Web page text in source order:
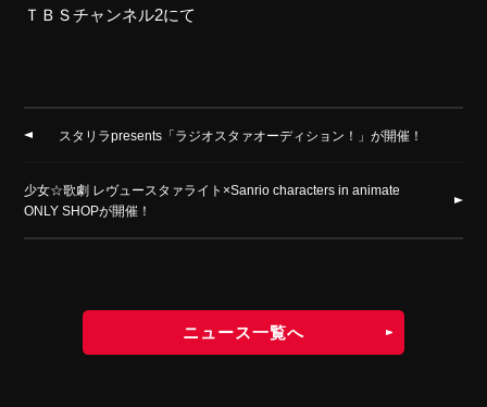
ＴＢＳチャンネル2にて
スタリラpresents「ラジオスタァオーディション！」が開催！
少女☆歌劇 レヴュースタァライト×Sanrio characters in animate
ONLY SHOPが開催！
ニュース一覧へ